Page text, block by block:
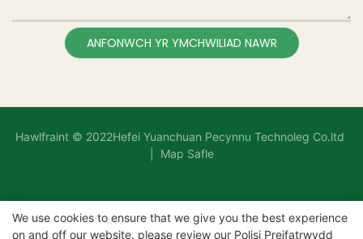
ANFONWCH YR YMCHWILIAD NAWR
Hawlfraint © 2022Hefei Yuanchuan Pecynnu Technoleg Co.ltd
Map Safle
We use cookies to ensure that we give you the best experience
on and off our website. please review our Polisi Preifatrwydd